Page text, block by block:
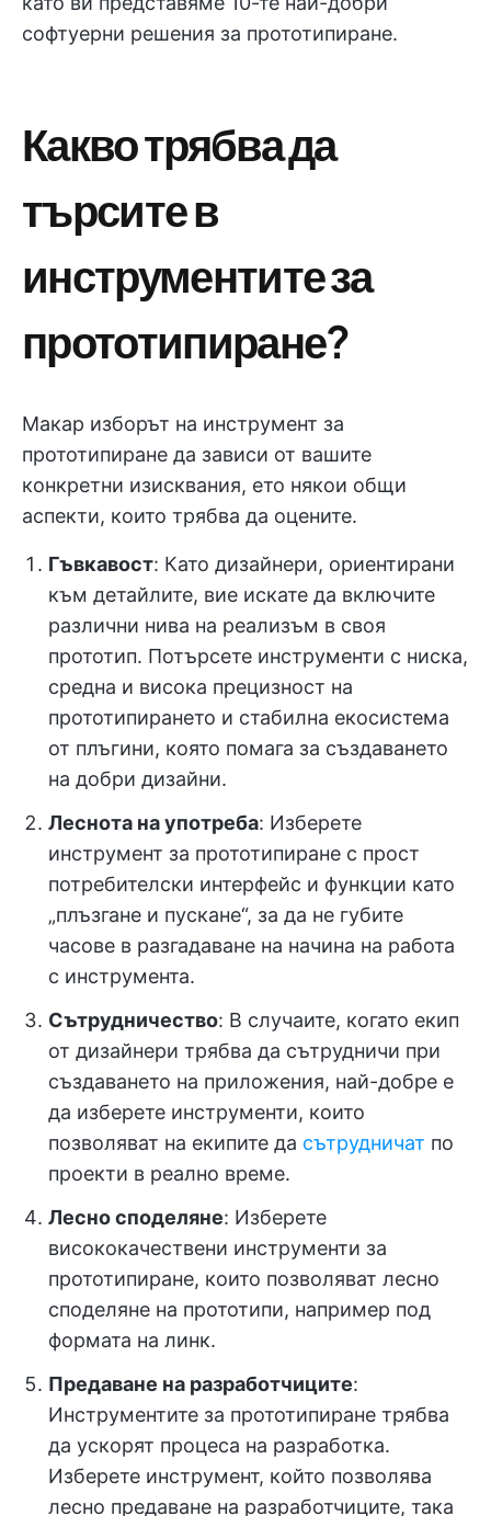
софтуерни решения за прототипиране.
Какво трябва да
търсите в
инструментите за
прототипиране?
Макар изборът на инструмент за
прототипиране да зависи от вашите
конкретни изисквания, ето някои общи
аспекти, които трябва да оцените.
Гъвкавост: Като дизайнери, ориентирани
към детайлите, вие искате да включите
различни нива на реализъм в своя
прототип. Потърсете инструменти с ниска,
средна и висока прецизност на
прототипирането и стабилна екосистема
от плъгини, която помага за създаването
на добри дизайни.
Леснота на употреба: Изберете
инструмент за прототипиране с прост
потребителски интерфейс и функции като
„плъзгане и пускане“, за да не губите
часове в разгадаване на начина на работа
с инструмента.
Сътрудничество: В случаите, когато екип
от дизайнери трябва да сътрудничи при
създаването на приложения, най-добре е
да изберете инструменти, които
позволяват на екипите да сътрудничат по
проекти в реално време.
Лесно споделяне: Изберете
висококачествени инструменти за
прототипиране, които позволяват лесно
споделяне на прототипи, например под
формата на линк.
Предаване на разработчиците:
Инструментите за прототипиране трябва
да ускорят процеса на разработка.
Изберете инструмент, който позволява
лесно предаване на разработчиците, така